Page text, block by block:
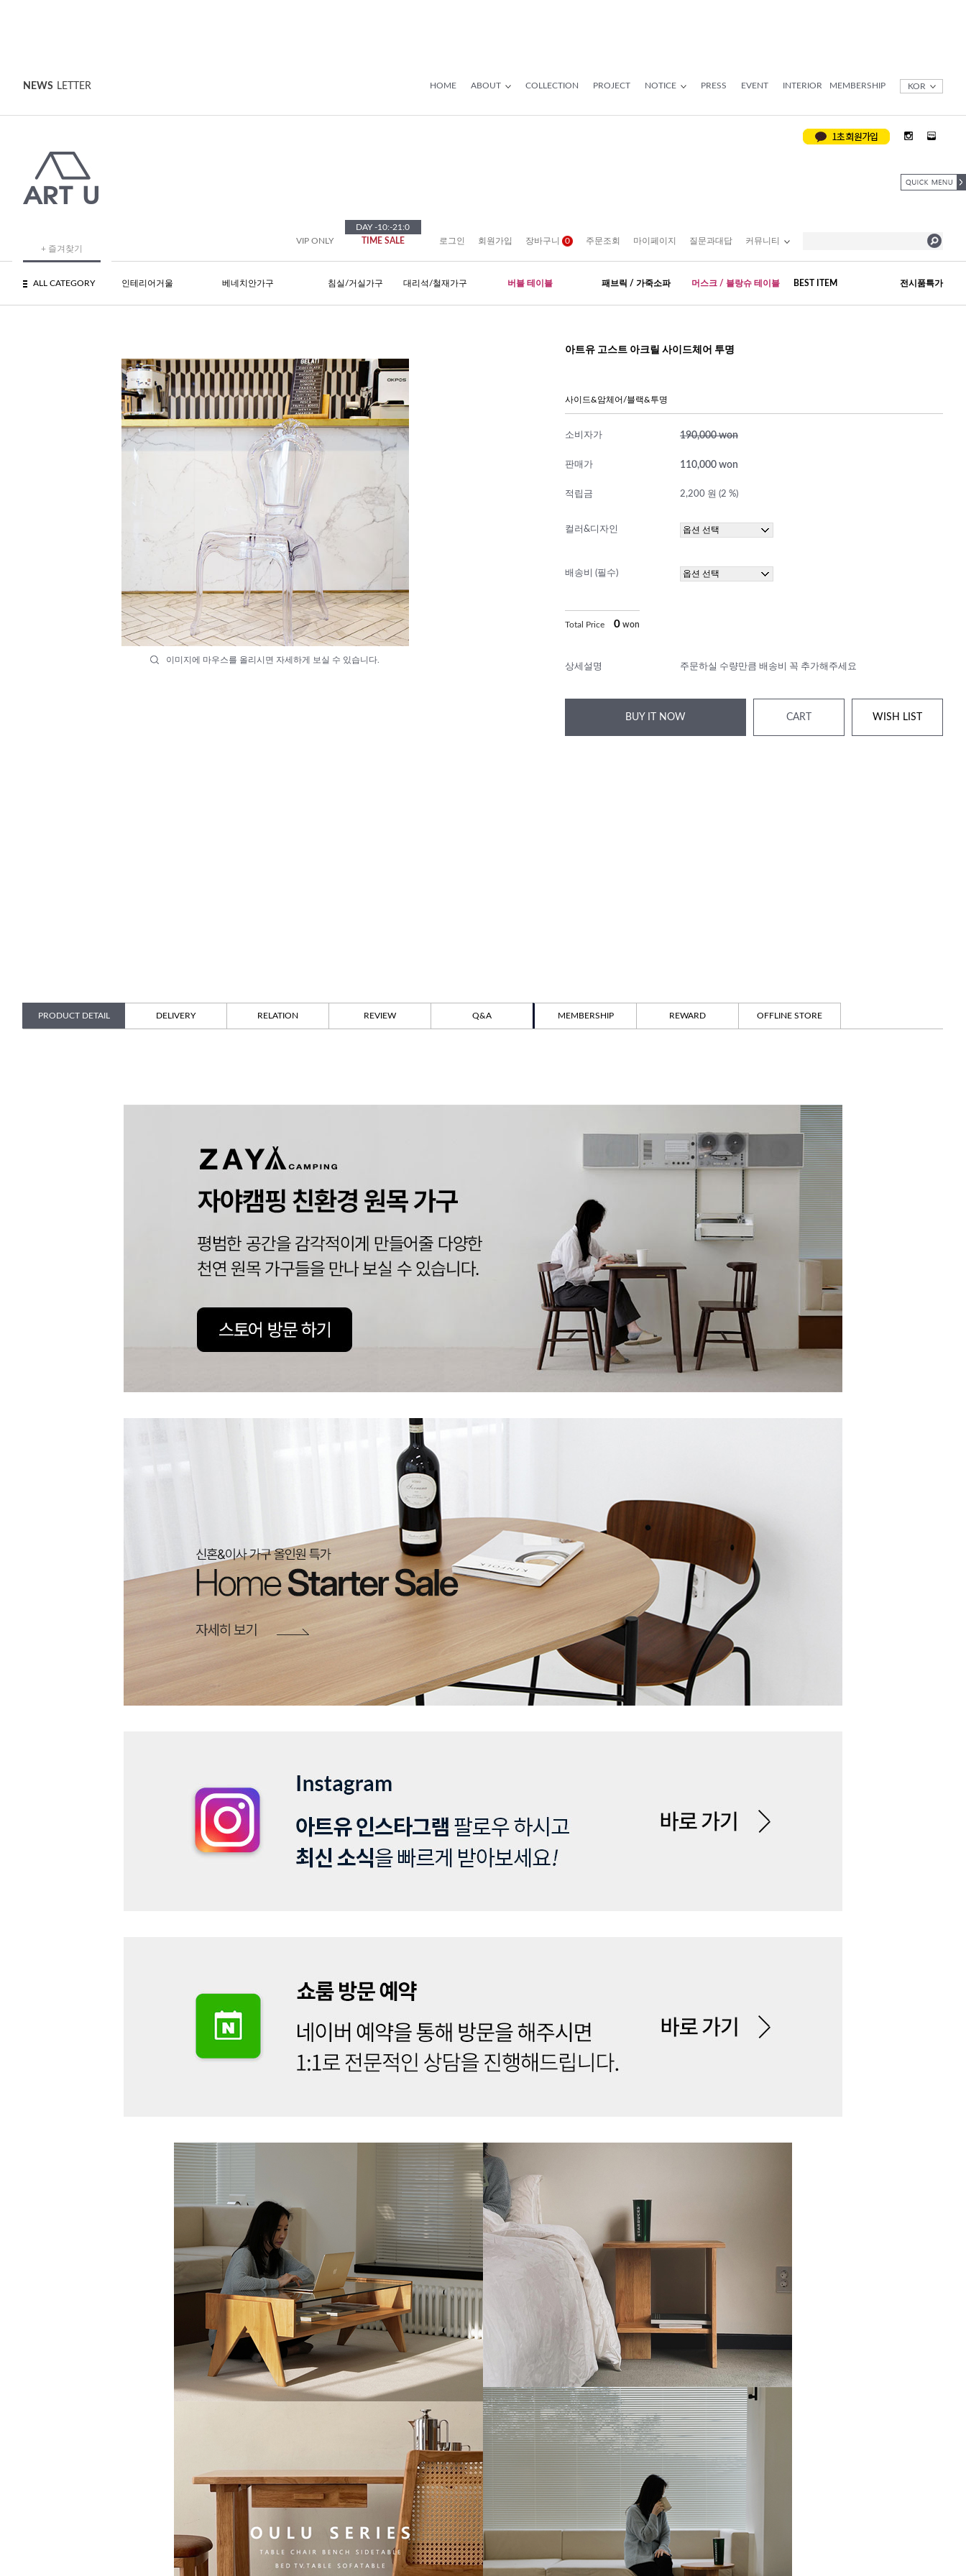
NEWS LETTER HOME ABOUT COLLECTION PROJECT NOTICE PRESS EVENT INTERIOR MEMBERSHIP KOR
+ 즐겨찾기
VIP ONLY TIME SALE
DAY-10:-21:0
로그인
회원가입 장바구니 0 주문조회 마이페이지 질문과대답 커뮤니티
ALL CATEGORY 인테리어거울 베네치안가구 침실/거실가구 대리석/철재가구 버블 테이블 패브릭 / 가죽소파 머스크 / 블랑슈 테이블 BEST ITEM 전시품특가
이미지에 마우스를 올리시면 자세하게 보실 수 있습니다.
아트유 고스트 아크릴 사이드체어 투명
사이드&암체어/블랙&투명
소비자가 190,000 won
판매가 110,000 won
적립금 2,200 원 (2 %)
컬러&디자인
배송비 (필수)
Total Price 0 won
상세설명 주문하실 수량만큼 배송비 꼭 추가해주세요
BUY IT NOW CART WISH LIST
PRODUCT DETAIL DELIVERY RELATION REVIEW Q&A MEMBERSHIP REWARD OFFLINE STORE